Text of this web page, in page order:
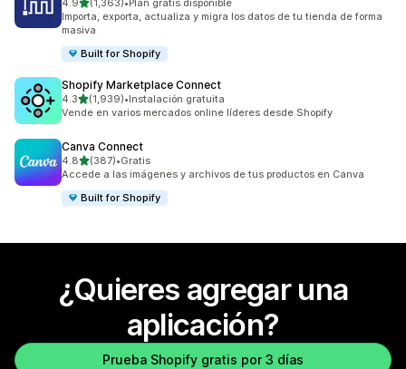
4.9 (1,363)
1363 reseñas en total
•Plan gratis disponible
Importa, exporta, actualiza y migra los datos de tu tienda de forma
masiva
Built for Shopify
Shopify Marketplace Connect
4.3de 5 estrellas
(1,939)
1939 reseñas en total
•Instalación gratuita
Vende en varios mercados online líderes desde Shopify
Canva Connect
4.8de 5 estrellas
(387)
387 reseñas en total
•Gratis
Accede a las imágenes y archivos de tus productos en Canva
Built for Shopify
¿Quieres agregar una
aplicación?
Prueba Shopify gratis por 3 días